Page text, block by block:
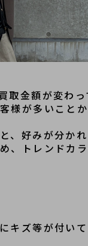
取金額が変わ
様が多いこと
、好みが分か
、トレンドカ
キズ等が付い